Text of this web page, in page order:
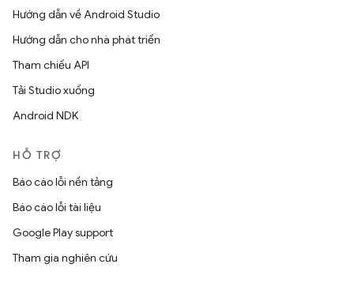
Hướng dẫn về Android Studio
Hướng dẫn cho nhà phát triển
Tham chiếu API
Tải Studio xuống
Android NDK
HỖ TRỢ
Báo cáo lỗi nền tảng
Báo cáo lỗi tài liệu
Google Play support
Tham gia nghiên cứu